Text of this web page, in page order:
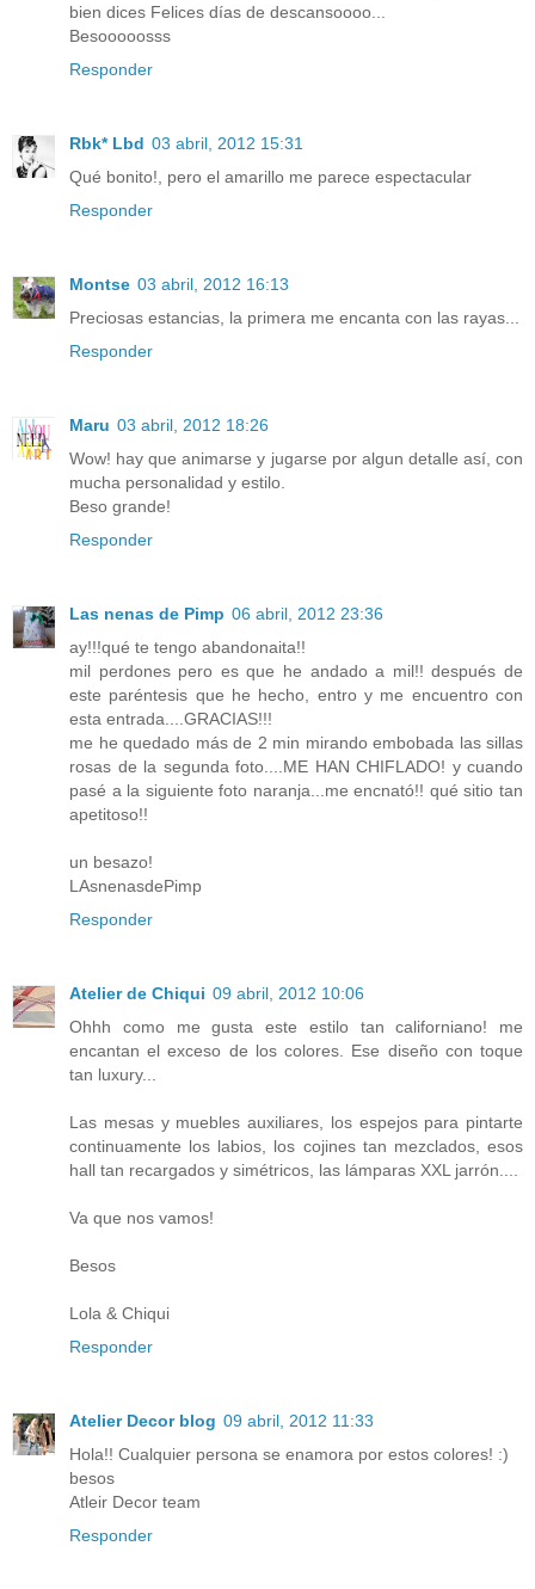
bien dices Felices días de descansoooo...
Besooooosss
Responder
Rbk* Lbd 03 abril, 2012 15:31
Qué bonito!, pero el amarillo me parece espectacular
Responder
Montse 03 abril, 2012 16:13
Preciosas estancias, la primera me encanta con las rayas...
Responder
Maru 03 abril, 2012 18:26
Wow! hay que animarse y jugarse por algun detalle así, con
mucha personalidad y estilo.
Beso grande!
Responder
Las nenas de Pimp 06 abril, 2012 23:36
ay!!!qué te tengo abandonaita!!
mil perdones pero es que he andado a mil!! después de
este paréntesis que he hecho, entro y me encuentro con
esta entrada....GRACIAS!!!
me he quedado más de 2 min mirando embobada las sillas
rosas de la segunda foto....ME HAN CHIFLADO! y cuando
pasé a la siguiente foto naranja...me encnató!! qué sitio tan
apetitoso!!
un besazo!
LAsnenasdePimp
Responder
Atelier de Chiqui 09 abril, 2012 10:06
Ohhh como me gusta este estilo tan californiano! me
encantan el exceso de los colores. Ese diseño con toque
tan luxury...
Las mesas y muebles auxiliares, los espejos para pintarte
continuamente los labios, los cojines tan mezclados, esos
hall tan recargados y simétricos, las lámparas XXL jarrón....
Va que nos vamos!
Besos
Lola & Chiqui
Responder
Atelier Decor blog 09 abril, 2012 11:33
Hola!! Cualquier persona se enamora por estos colores! :)
besos
Atleir Decor team
Responder